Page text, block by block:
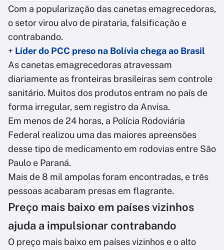
Com a popularização das canetas emagrecedoras,
o setor virou alvo de pirataria, falsificação e
contrabando.
+ Líder do PCC preso na Bolívia chega ao Brasil
As canetas emagrecedoras atravessam
diariamente as fronteiras brasileiras sem controle
sanitário. Muitos dos produtos entram no país de
forma irregular, sem registro da Anvisa.
Em menos de 24 horas, a Polícia Rodoviária
Federal realizou uma das maiores apreensões
desse tipo de medicamento em rodovias entre São
Paulo e Paraná.
Mais de 8 mil ampolas foram encontradas, e três
pessoas acabaram presas em flagrante.
Preço mais baixo em países vizinhos
ajuda a impulsionar contrabando
O preço mais baixo em países vizinhos e o alto